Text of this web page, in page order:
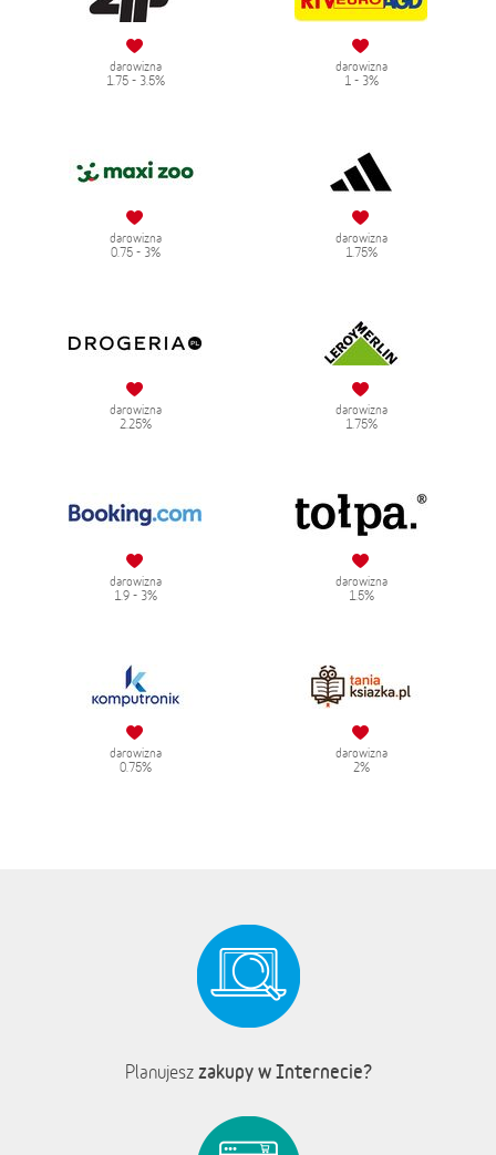
darowizna
1.75 - 3.5%
darowizna
1 - 3%
darowizna
0.75 - 3%
darowizna
1.75%
darowizna
2.25%
darowizna
1.75%
darowizna
1.9 - 3%
darowizna
1.5%
darowizna
0.75%
darowizna
2%
Planujesz zakupy w Internecie?